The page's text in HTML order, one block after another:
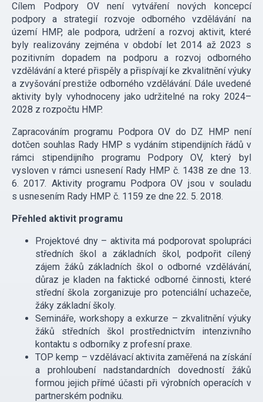
Cílem Podpory OV není vytváření nových koncepcí
podpory a strategií rozvoje odborného vzdělávání na
území HMP, ale podpora, udržení a rozvoj aktivit, které
byly realizovány zejména v období let 2014 až 2023 s
pozitivním dopadem na podporu a rozvoj odborného
vzdělávání a které přispěly a přispívají ke zkvalitnění výuky
a zvyšování prestiže odborného vzdělávání. Dále uvedené
aktivity byly vyhodnoceny jako udržitelné na roky 2024–
2028 z rozpočtu HMP.
Zapracováním programu Podpora OV do DZ HMP není
dotčen souhlas Rady HMP s vydáním stipendijních řádů v
rámci stipendijního programu Podpory OV, který byl
vysloven v rámci usnesení Rady HMP č. 1438 ze dne 13.
6. 2017. Aktivity programu Podpora OV jsou v souladu
s usnesením Rady HMP č. 1159 ze dne 22. 5. 2018.
Přehled aktivit programu
Projektové dny – aktivita má podporovat spolupráci
středních škol a základních škol, podpořit cílený
zájem žáků základních škol o odborné vzdělávání,
důraz je kladen na faktické odborné činnosti, které
střední škola zorganizuje pro potenciální uchazeče,
žáky základní školy.
Semináře, workshopy a exkurze – zkvalitnění výuky
žáků středních škol prostřednictvím intenzivního
kontaktu s odborníky z profesní praxe.
TOP kemp – vzdělávací aktivita zaměřená na získání
a prohloubení nadstandardních dovedností žáků
formou jejich přímé účasti při výrobních operacích v
partnerském podniku.